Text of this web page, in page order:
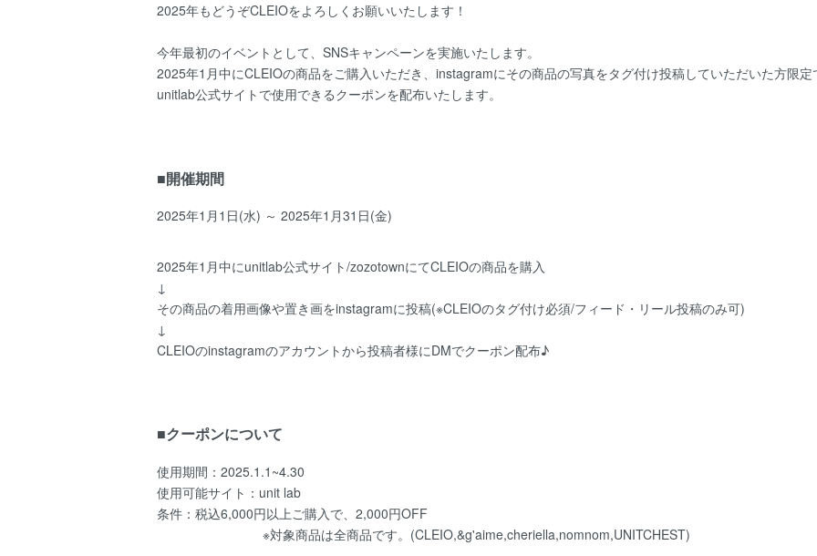
2025年もどうぞCLEIOをよろしくお願いいたします！
今年最初のイベントとして、SNSキャンペーンを実施いたします。
2025年1月中にCLEIOの商品をご購入いただき、instagramにその商品の写真をタグ付け投稿していただいた方限定
unitlab公式サイトで使用できるクーポンを配布いたします。
■開催期間
2025年1月1日(水) ～ 2025年1月31日(金)
2025年1月中にunitlab公式サイト/zozotownにてCLEIOの商品を購入
↓
その商品の着用画像や置き画をinstagramに投稿(※CLEIOのタグ付け必須/フィード・リール投稿のみ可)
↓
CLEIOのinstagramのアカウントから投稿者様にDMでクーポン配布♪
■クーポンについて
使用期間：2025.1.1~4.30
使用可能サイト：unit lab
条件：税込6,000円以上ご購入で、2,000円OFF
※対象商品は全商品です。(CLEIO,&g'aime,cheriella,nomnom,UNITCHEST)